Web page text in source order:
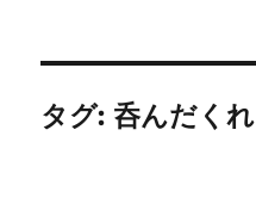
タグ: 呑んだくれ